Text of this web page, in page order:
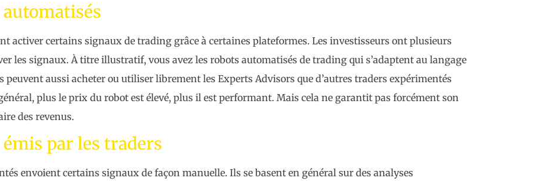
activer certains signaux de trading grâce à certaines plateformes. Les investisseurs ont plusieurs
les signaux. À titre illustratif, vous avez les robots automatisés de trading qui s’adaptent au langage
peuvent aussi acheter ou utiliser librement les Experts Advisors que d’autres traders expérimentés
plus le prix du robot est élevé, plus il est performant. Mais cela ne garantit pas forcément son
des revenus.
par les traders
envoient certains signaux de façon manuelle. Ils se basent en général sur des analyses